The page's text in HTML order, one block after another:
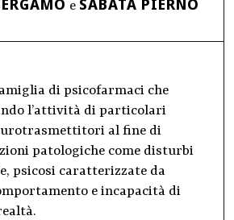
e SABATA PIERNO
di psicofarmaci che
l’attività di particolari
al fine di
patologiche come disturbi
psicosi caratterizzate da
e incapacità di